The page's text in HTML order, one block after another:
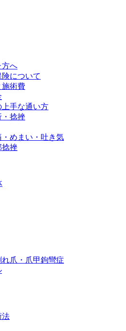
方へ
について
施術費
手な通い方
・捻挫
めまい・吐き気
捻挫
爪・爪甲鉤彎症
法